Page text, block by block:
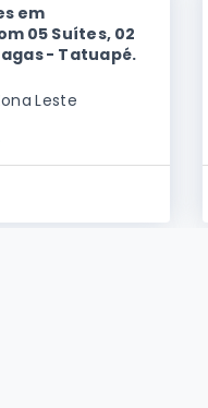
em
05 Suítes, 02
- Tatuapé.
Leste